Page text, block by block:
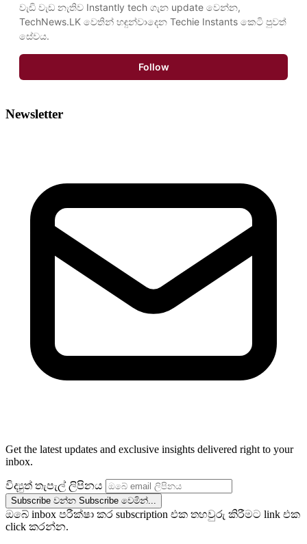
වැඩි වැඩ නැතිව Instantly tech ගැන update වෙන්න,
TechNews.LK වෙතින් හඳුන්වාදෙන Techie Instants කෙටි පුවත්
සේවය.
Follow
Newsletter
Get the latest updates and exclusive insights delivered right to your
inbox.
විද්‍යුත් තැපැල් ලිපිනය
Subscribe වන්න Subscribe වෙමින්...
ඔබේ inbox පරීක්ෂා කර subscription එක තහවුරු කිරීමට link එක
click කරන්න.